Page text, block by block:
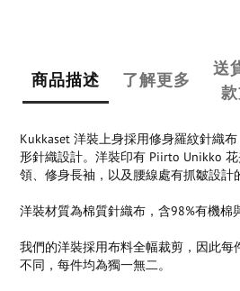
商品描述 了解更多
送
Kukkaset 洋裝上身採用修身羅紋針織
形針織設計。洋裝印有 Piirto Unikko
領、修身長袖，以及腰線處有抓皺設計
洋裝材質為棉質針織布，含98%有機棉
我們的洋裝採用布料全幅裁剪，因此每
不同，每件均為獨一無二。